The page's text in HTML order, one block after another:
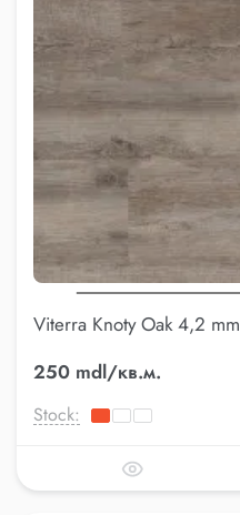
Viterra Knoty Oak 4,2 mm
250 mdl/кв.м.
Stock: